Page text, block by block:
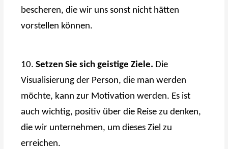
bescheren, die wir uns sonst nicht hätten
vorstellen können.
10.Setzen Sie sich geistige Ziele. Die
Visualisierung der Person, die man werden
möchte, kann zur Motivation werden. Es ist
auch wichtig, positiv über die Reise zu denken,
die wir unternehmen, um dieses Ziel zu
erreichen.